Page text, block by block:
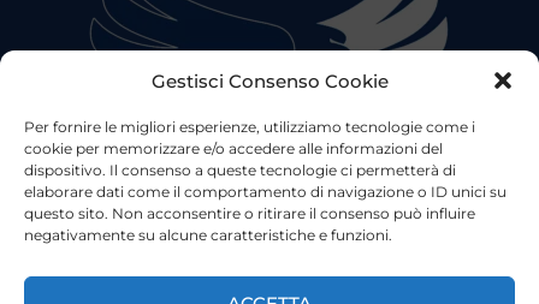
Gestisci Consenso Cookie
Per fornire le migliori esperienze, utilizziamo tecnologie come i
cookie per memorizzare e/o accedere alle informazioni del
dispositivo. Il consenso a queste tecnologie ci permetterà di
elaborare dati come il comportamento di navigazione o ID unici su
questo sito. Non acconsentire o ritirare il consenso può influire
negativamente su alcune caratteristiche e funzioni.
©2023 Tutti i diritti riservatiLazio Live TV